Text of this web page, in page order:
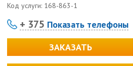
Код услуги: 168-863-1
+ 375 Показать телефоны
ЗАКАЗАТЬ